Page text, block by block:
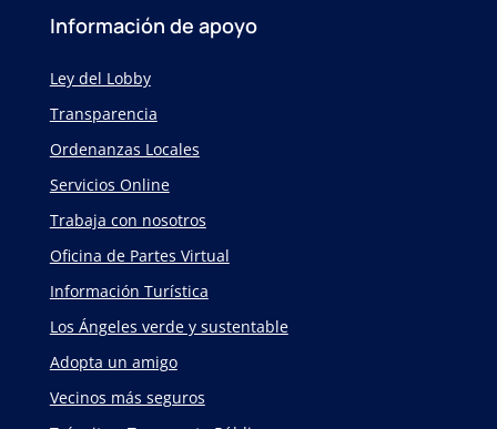
Información de apoyo
Ley del Lobby
Transparencia
Ordenanzas Locales
Servicios Online
Trabaja con nosotros
Oficina de Partes Virtual
Información Turística
Los Ángeles verde y sustentable
Adopta un amigo
Vecinos más seguros